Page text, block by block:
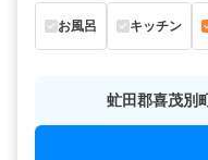
お風呂 キッチン
虻田郡喜茂別